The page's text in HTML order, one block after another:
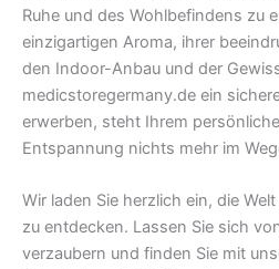
Ruhe und des Wohlbefindens zu
einzigartigen Aroma, ihrer
den Indoor-Anbau und der
medicstoregermany.de ein
erwerben, steht Ihrem
Entspannung nichts mehr im
Wir laden Sie herzlich ein, die
zu entdecken. Lassen Sie sich
verzaubern und finden Sie mit